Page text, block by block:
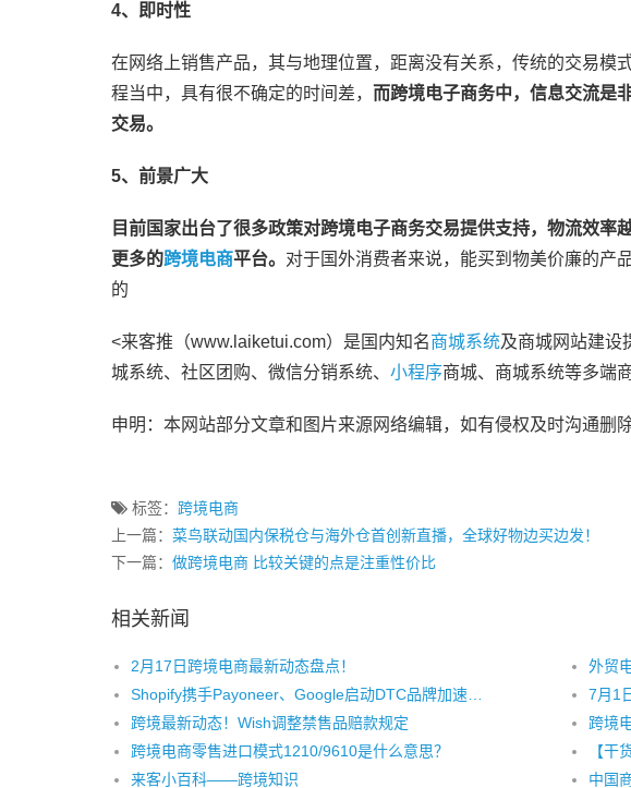
4、即时性
在网络上销售产品，其与地理位置，距离没有关系，传统的交易模
程当中，具有很不确定的时间差， 而跨境电子商务中，信息交流是
交易。
5、前景广大
目前国家出台了很多政策对跨境电子商务交易提供支持，物流效
更多的跨境电商平台。 对于国外消费者来说，能买到物美价廉的产
的
<来客推（www.laiketui.com）是国内知名商城系统及商城网站建设
城系统、社区团购、微信分销系统、 小程序商城、商城系统等多端
申明：本网站部分文章和图片来源网络编辑，如有侵权及时沟通删
标签： 跨境电商
上一篇： 菜鸟联动国内保税仓与海外仓首创新直播，全球好物边买边发！
下一篇： 做跨境电商 比较关键的点是注重性价比
相关新闻
2月17日跨境电商最新动态盘点！
外贸
跨境最新动态！Wish调整禁售品赔款规定
跨境
跨境电商零售进口模式1210/9610是什么意思？
【干
来客小百科——跨境知识
中国